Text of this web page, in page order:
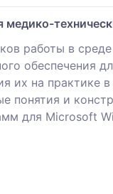
медико-
работы в
обеспечения
их на
понятия и
для Microsoft